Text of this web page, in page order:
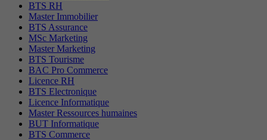
BTS RH
Master Immobilier
BTS Assurance
MSc Marketing
Master Marketing
BTS Tourisme
BAC Pro Commerce
Licence RH
BTS Electronique
Licence Informatique
Master Ressources humaines
BUT Informatique
BTS Commerce